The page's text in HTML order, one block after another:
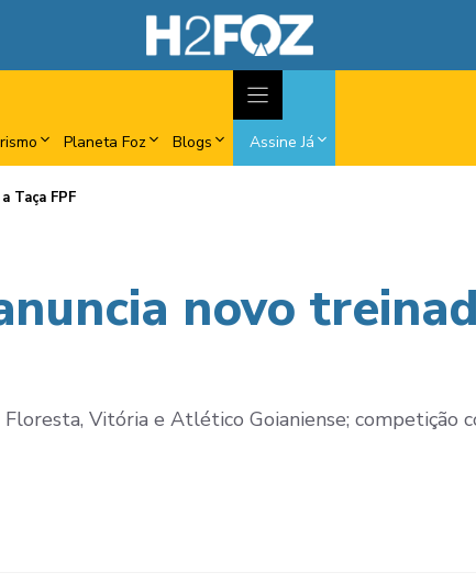
Planeta Foz Blogs Assine Já
Taça FPF
novo
Vitória e Atlético Goianiense; competição